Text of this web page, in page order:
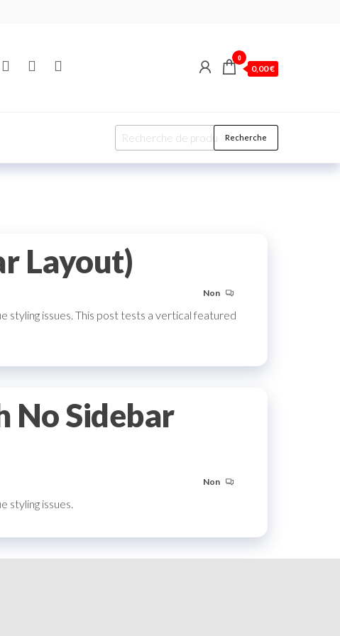
0
0,00 €
Recherche
Layout)
Non
styling issues. This post tests a vertical featured
No Sidebar
Non
styling issues.